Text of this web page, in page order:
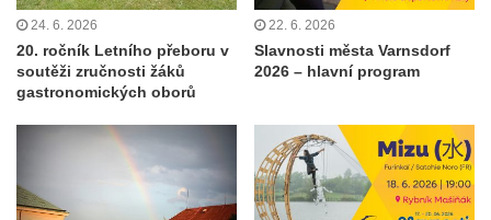
24. 6. 2026
20. ročník Letního přeboru v
soutěži zručnosti žáků
gastronomických oborů
22. 6. 2026
Slavnosti města Varnsdorf
2026 – hlavní program